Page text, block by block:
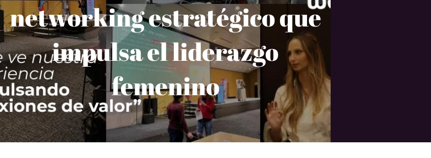
networking estratégico que
impulsa el liderazgo
femenino